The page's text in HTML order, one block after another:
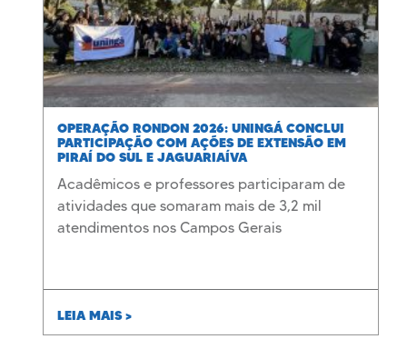
OPERAÇÃO RONDON 2026: UNINGÁ CONCLUI
PARTICIPAÇÃO COM AÇÕES DE EXTENSÃO EM
PIRAÍ DO SUL E JAGUARIAÍVA
Acadêmicos e professores participaram de
atividades que somaram mais de 3,2 mil
atendimentos nos Campos Gerais
LEIA MAIS >